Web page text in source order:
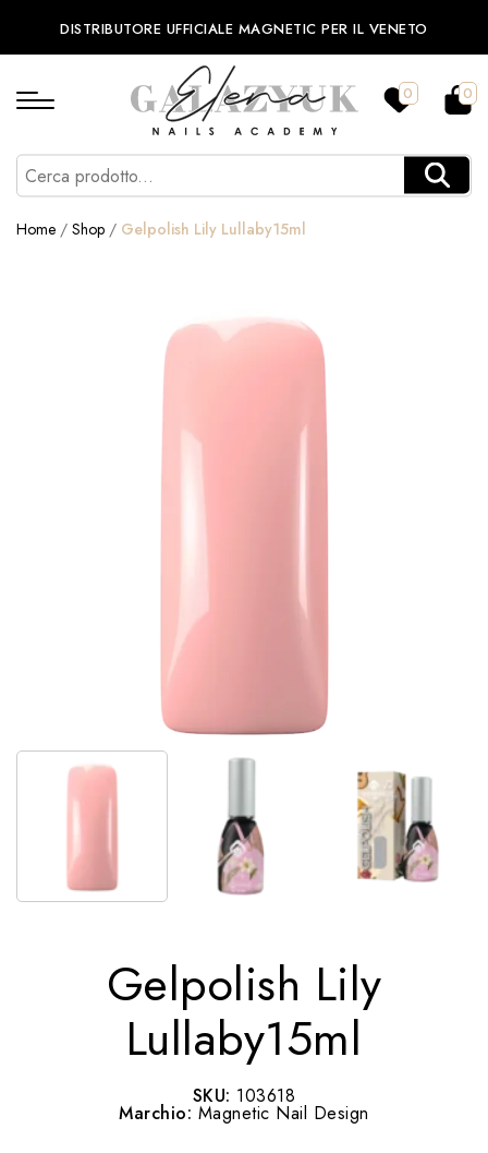
DISTRIBUTORE UFFICIALE MAGNETIC PER IL VENETO
0 0
Home / Shop / Gelpolish Lily Lullaby15ml
Gelpolish Lily
Lullaby15ml
SKU: 103618
Marchio: Magnetic Nail Design